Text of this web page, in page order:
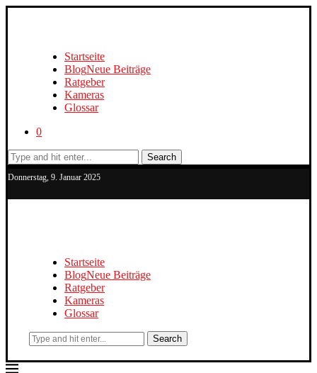
Startseite
BlogNeue Beiträge
Ratgeber
Kameras
Glossar
0
Search
Donnerstag, 9. Januar 2025
Startseite
BlogNeue Beiträge
Ratgeber
Kameras
Glossar
Search